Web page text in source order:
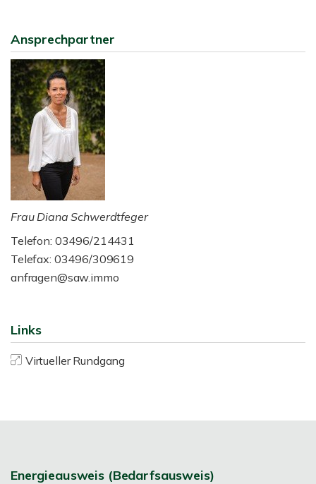
Ansprechpartner
Frau Diana Schwerdtfeger
Telefon: 03496/214431
Telefax: 03496/309619
anfragen@saw.immo
Links
Virtueller Rundgang
Energieausweis (Bedarfsausweis)